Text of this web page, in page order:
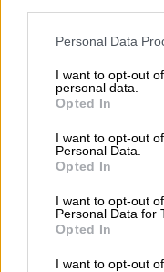
Please note that this
not limited to your visit
grant or deny consent
use your data for
consent section.
Personal Data
I want to opt-out
personal data.
Opted In
I want to opt-out
Personal Data.
Opted In
I want to opt-out
Personal Data for
Opted In
I want to opt-out
Συναγερμός
χειρίστρια
το Λιμενικό
Η Λιμενική